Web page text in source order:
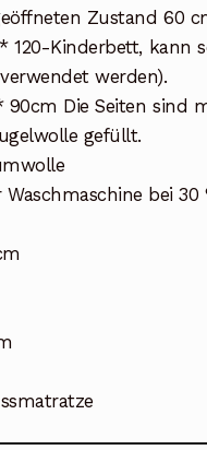
Zustand 60
Kinderbett, kann
werden).
90cm Die Seiten sind
gefüllt.
bei 30